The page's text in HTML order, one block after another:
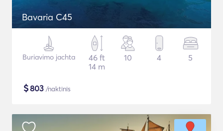
Bavaria C45
Buriavimo jachta
46 ft
14 m
10 4 5
$803 /naktinis